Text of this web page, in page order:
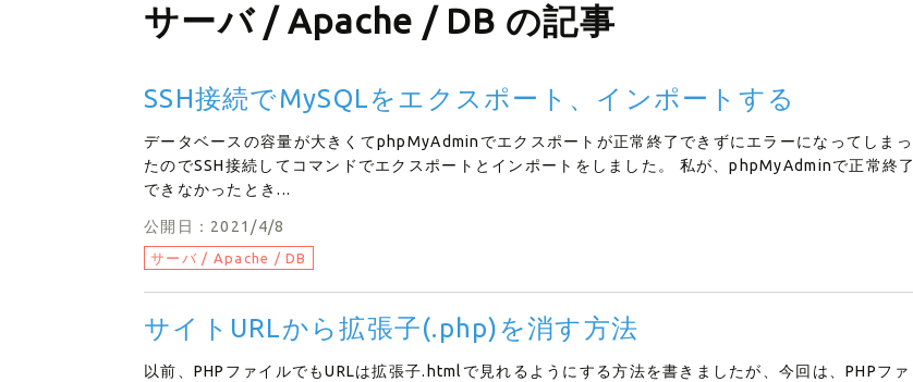
サーバ / Apache / DB の記事
SSH接続でMySQLをエクスポート、インポートする
データベースの容量が大きくてphpMyAdminでエクスポートが正常終了できずにエラーになってしまっ
たのでSSH接続してコマンドでエクスポートとインポートをしました。 私が、phpMyAdminで正常終了
できなかったとき...
公開日：2021/4/8
サーバ / Apache / DB
サイトURLから拡張子(.php)を消す方法
以前、PHPファイルでもURLは拡張子.htmlで見れるようにする方法を書きましたが、今回は、PHPファ